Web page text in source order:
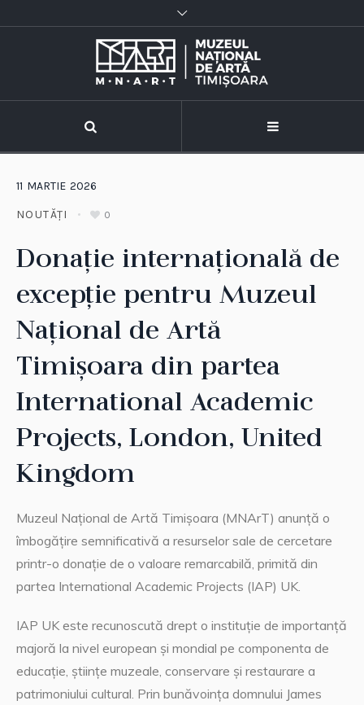
11 MARTIE 2026
NOUTĂȚI 0
Donație internațională de
excepție pentru Muzeul
Național de Artă
Timișoara din partea
International Academic
Projects, London, United
Kingdom
Muzeul Național de Artă Timișoara (MNArT) anunță o
îmbogățire semnificativă a resurselor sale de cercetare
printr-o donație de o valoare remarcabilă, primită din
partea International Academic Projects (IAP) UK.
IAP UK este recunoscută drept o instituție de importanță
majoră la nivel european și mondial pe componenta de
educație, științe muzeale, conservare și restaurare a
patrimoniului cultural. Prin bunăvoința domnului James